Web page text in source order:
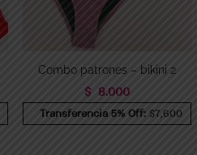
Combo patrones – bikini 2
$ 8.000
Transferencia 5% Off: $7,600